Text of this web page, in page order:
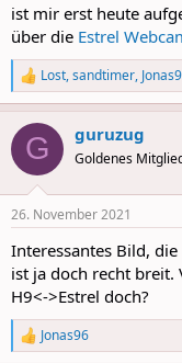
ist mir erst heute
über die Estrel
R
e
a
c
i
s
Lost,sandtimer,
G guruzug
Goldenes
26. November 2021
Interessantes Bild,
ist ja doch recht breit.
H9<->Estrel doch?
R
Jonas96